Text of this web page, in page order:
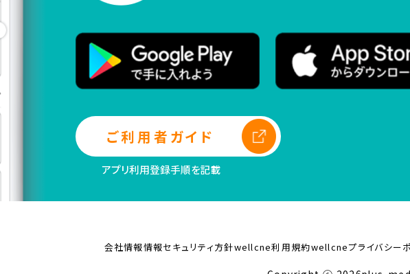
ご利用者ガイド
アプリ利用登録手順を記載
会社情報情報セキュリティ方針wellcne利用規約wellcneプライバシー